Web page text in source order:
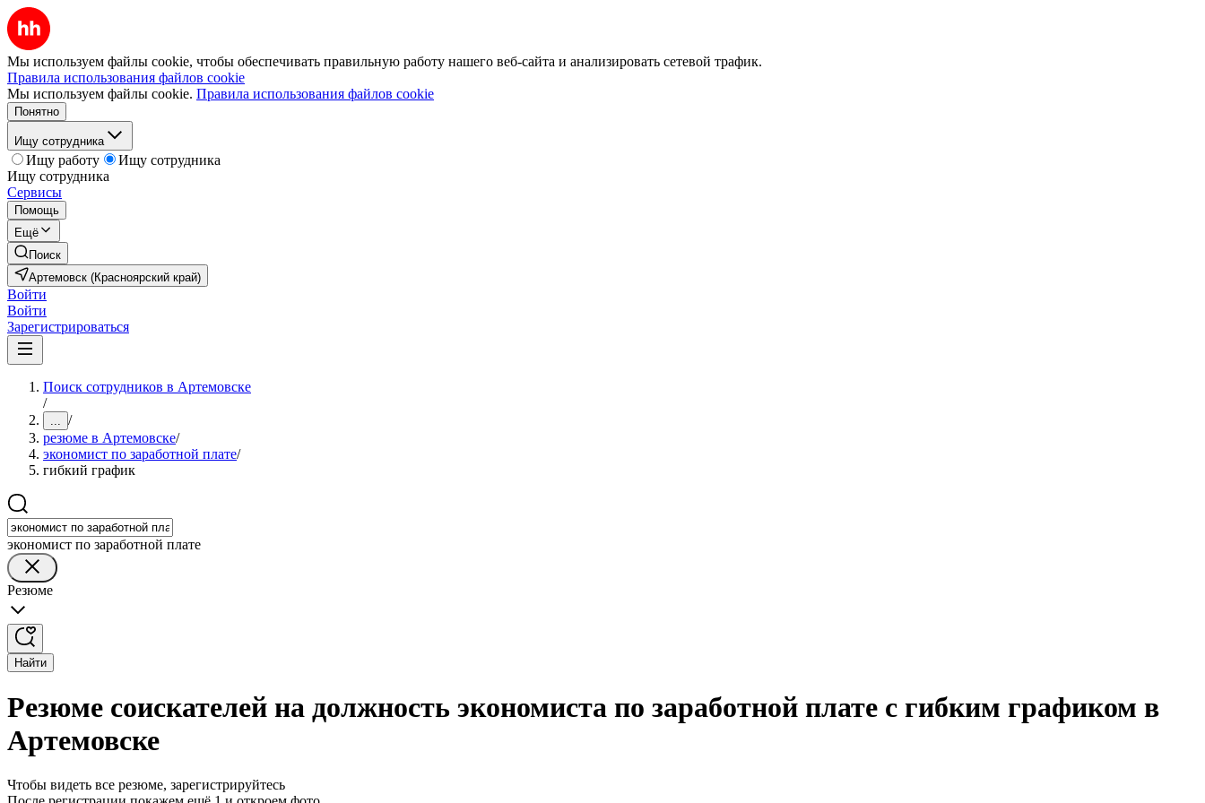
Мы используем файлы cookie, чтобы обеспечивать правильную работу нашего веб-сайта и анализировать сетевой трафик.
Правила использования файлов cookie
Мы используем файлы cookie. Правила использования файлов cookie
Понятно
Ищу сотрудника
Ищу работу
Ищу сотрудника
Ищу сотрудника
Сервисы
Помощь
Ещё
Поиск
Артемовск (Красноярский край)
Войти
Войти
Зарегистрироваться
Поиск сотрудников в Артемовске
/
... /
резюме в Артемовске/
экономист по заработной плате/
гибкий график
экономист по заработной плате
Резюме
Найти
Резюме соискателей на должность экономиста по заработной плате с гибким графиком в
Артемовске
Чтобы видеть все резюме, зарегистрируйтесь